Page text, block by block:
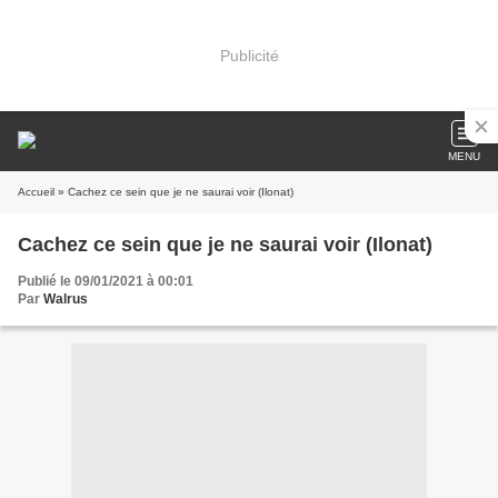
Publicité
MENU
Accueil » Cachez ce sein que je ne saurai voir (Ilonat)
Cachez ce sein que je ne saurai voir (Ilonat)
Publié le 09/01/2021 à 00:01
Par Walrus